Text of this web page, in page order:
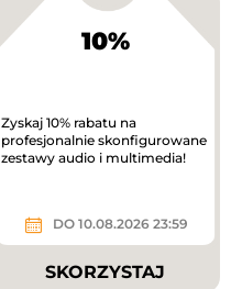
10%
Zyskaj 10% rabatu na
profesjonalnie skonfigurowane
zestawy audio i multimedia!
DO 10.08.2026 23:59
SKORZYSTAJ